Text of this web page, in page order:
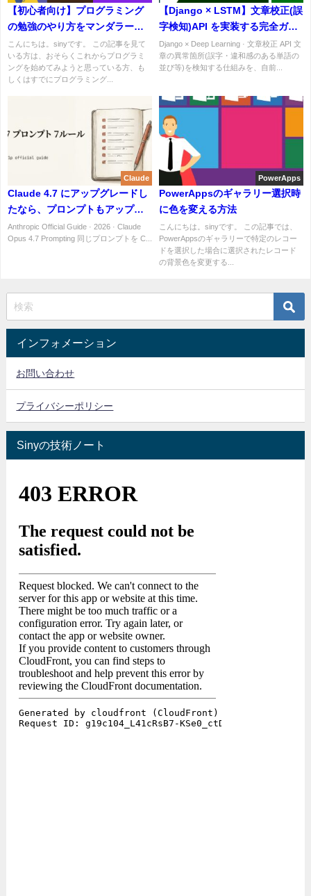
【初心者向け】プログラミング
の勉強のやり方をマンダラート
図で分析してみよう
こんにちは。sinyです。 この記事を見て
いる方は、おそらくこれからプログラミ
ングを始めてみようと思っている方、も
しくはすでにプログラミング...
【Django × LSTM】文章校正(誤
字検知)API を実装する完全ガイ
ド｜ディープラーニング言語モ
デル + Web 化
Django × Deep Learning · 文章校正 API 文
章の異常箇所(誤字・違和感のある単語の
並び等)を検知する仕組みを、自前...
Claude
Claude 4.7 にアップグレードし
たなら、プロンプトもアップグ
レードする — Anthropic 公式ガ
イドから読み解く7つの書き換え
Anthropic Official Guide · 2026 · Claude
Opus 4.7 Prompting 同じプロンプトを C...
PowerApps
PowerAppsのギャラリー選択時
に色を変える方法
こんにちは。sinyです。 この記事では、
PowerAppsのギャラリーで特定のレコー
ドを選択した場合に選択されたレコード
の背景色を変更する...
インフォメーション
お問い合わせ
プライバシーポリシー
Sinyの技術ノート